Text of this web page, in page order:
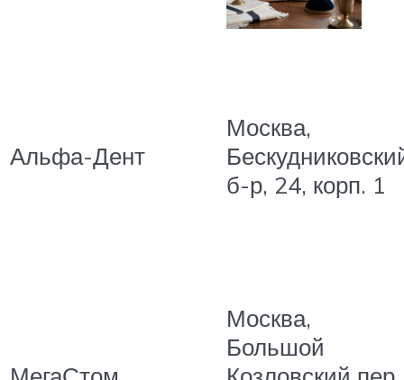
Альфа-Дент
Москва,
б-р, 24, корп. 1
Москва,
Большой